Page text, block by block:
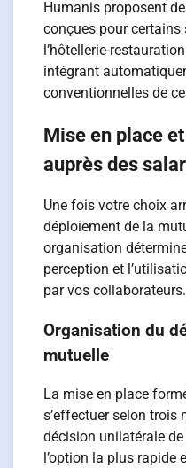
Humanis proposent
conçues pour certains
l’hôtellerie-
intégrant
conventionnelles de
Mise en place
auprès des
Une fois votre choix
déploiement de la
organisation
perception et
par vos collaborateurs.
Organisation du
mutuelle
La mise en place
s’effectuer selon trois
décision unilatérale de
l’option la plus